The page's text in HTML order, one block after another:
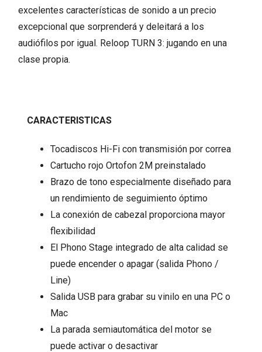
excelentes características de sonido a un precio
excepcional que sorprenderá y deleitará a los
audiófilos por igual. Reloop TURN 3: jugando en una
clase propia.
CARACTERISTICAS
Tocadiscos Hi-Fi con transmisión por correa
Cartucho rojo Ortofon 2M preinstalado
Brazo de tono especialmente diseñado para
un rendimiento de seguimiento óptimo
La conexión de cabezal proporciona mayor
flexibilidad
El Phono Stage integrado de alta calidad se
puede encender o apagar (salida Phono /
Line)
Salida USB para grabar su vinilo en una PC o
Mac
La parada semiautomática del motor se
puede activar o desactivar